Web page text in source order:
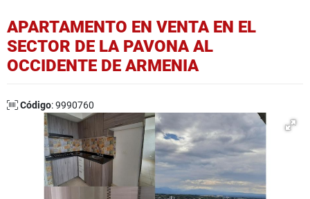
APARTAMENTO EN VENTA EN EL
SECTOR DE LA PAVONA AL
OCCIDENTE DE ARMENIA
Código: 9990760